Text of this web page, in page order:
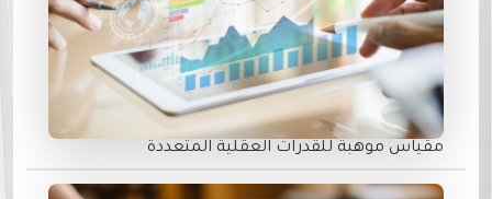
مقياس موهبة للقدرات العقلية المتعددة